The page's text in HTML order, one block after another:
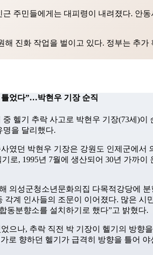
주민들에게는 대피령이 내려졌다. 안
진화 작업을 벌이고 있다. 정부는 추
었다”…박현우 기장 순직
헬기 추락 사고로 박현우 기장(73세)
명을 달리했다.
였던 박현우 기장은 강원도 인제군에
로, 1995년 7월에 생산되어 30년 가까
의성군청소년문화의집 다목적강당에
각계 인사들의 조문이 이어졌다. 많은
동분향소를 설치하기로 했다”고 밝혔다.
으나, 추락 직전 박 기장이 헬기의 방
로 향하던 헬기가 급격히 방향을 틀어